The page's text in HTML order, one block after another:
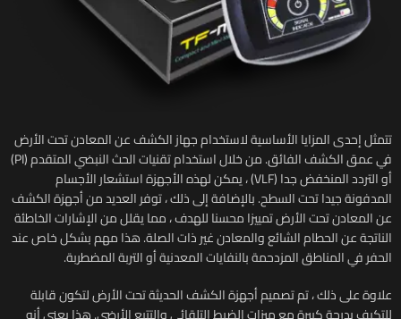
تتمثل إحدى المزايا الأساسية لاستخدام جهاز الكشف عن المعادن تحت الأرض
في عمق الكشف الفائق. من خلال استخدام تقنيات الحث النبضي المتقدم (PI)
أو التردد المنخفض جدا (VLF) ، يمكن لهذه الأجهزة استشعار الأجسام
المدفونة جيدا تحت السطح. بالإضافة إلى ذلك ، توفر العديد من أجهزة الكشف
عن المعادن تحت الأرض تمييزا محسنا للهدف ، مما يقلل من الإشارات الخاطئة
الناتجة عن الحطام الشائع والمعادن غير ذات الصلة. هذا مهم بشكل خاص عند
الحفر في المناطق المزدحمة بالنفايات المعدنية أو التربة المضطربة.
علاوة على ذلك ، تم تصميم أجهزة الكشف الحديثة تحت الأرض لتكون قابلة